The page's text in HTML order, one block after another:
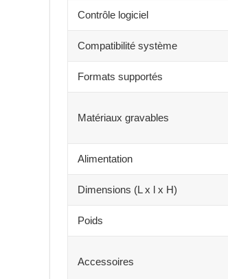
Contrôle logiciel
Compatibilité système
Formats supportés
Matériaux gravables
Alimentation
Dimensions (L x l x H)
Poids
Accessoires